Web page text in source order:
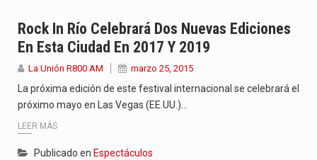
Rock In Río Celebrará Dos Nuevas Ediciones
En Esta Ciudad En 2017 Y 2019
La Unión R800 AM marzo 25, 2015
La próxima edición de este festival internacional se celebrará el
próximo mayo en Las Vegas (EE.UU.)…
LEER MÁS
Publicado en Espectáculos